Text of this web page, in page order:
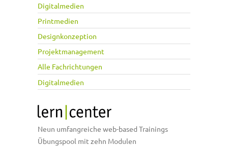
Digitalmedien
Printmedien
Designkonzeption
Projektmanagement
Alle Fachrichtungen
Digitalmedien
Neun umfangreiche web-based Trainings
Übungspool mit zehn Modulen